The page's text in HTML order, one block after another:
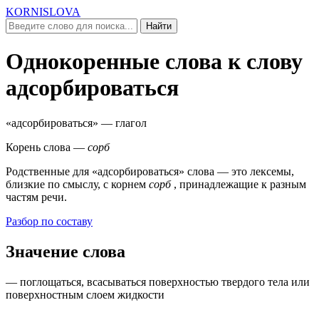
KORNISLOVA
Найти
Однокоренные слова к слову
адсорбироваться
«адсорбироваться» — глагол
Корень слова — сорб
Родственные для «адсорбироваться» слова — это лексемы,
близкие по смыслу, c корнем сорб , принадлежащие к разным
частям речи.
Разбор по составу
Значение слова
— поглощаться, всасываться поверхностью твердого тела или
поверхностным слоем жидкости